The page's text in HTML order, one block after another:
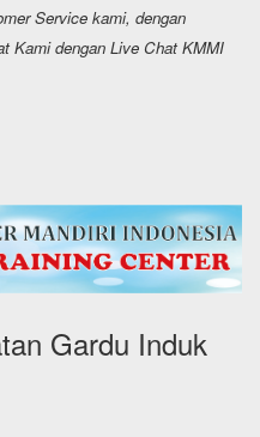
Service kami, dengan
Kami dengan Live Chat KMMI
Gardu Induk